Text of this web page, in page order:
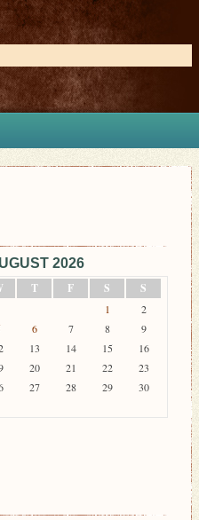
2026
T F S S
1
2
6 7 8
9
13 14 15
16
20 21 22
23
27 28 29
30